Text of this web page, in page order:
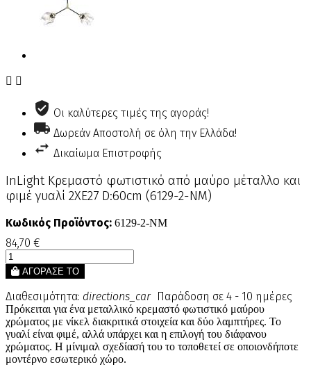
 
Οι καλύτερες τιμές της αγοράς!
Δωρεάν Αποστολή σε όλη την Ελλάδα!
Δικαίωμα Επιστροφής
InLight Κρεμαστό φωτιστικό από μαύρο μέταλλο και
φιμέ γυαλί 2XE27 D:60cm (6129-2-ΝΜ)
Κωδικός Προϊόντος: 6129-2-ΝΜ
84,70 €
ΑΓΟΡΑΣΕ ΤΟ
Διαθεσιμότητα: directions_car Παράδοση σε 4 - 10 ημέρες
Πρόκειται για ένα μεταλλικό κρεμαστό φωτιστικό μαύρου
χρώματος με νίκελ διακριτικά στοιχεία και δύο λαμπτήρες. Το
γυαλί είναι φιμέ, αλλά υπάρχει και η επιλογή του διάφανου
χρώματος. Η μίνιμαλ σχεδίασή του το τοποθετεί σε οποιονδήποτε
μοντέρνο εσωτερικό χώρο.